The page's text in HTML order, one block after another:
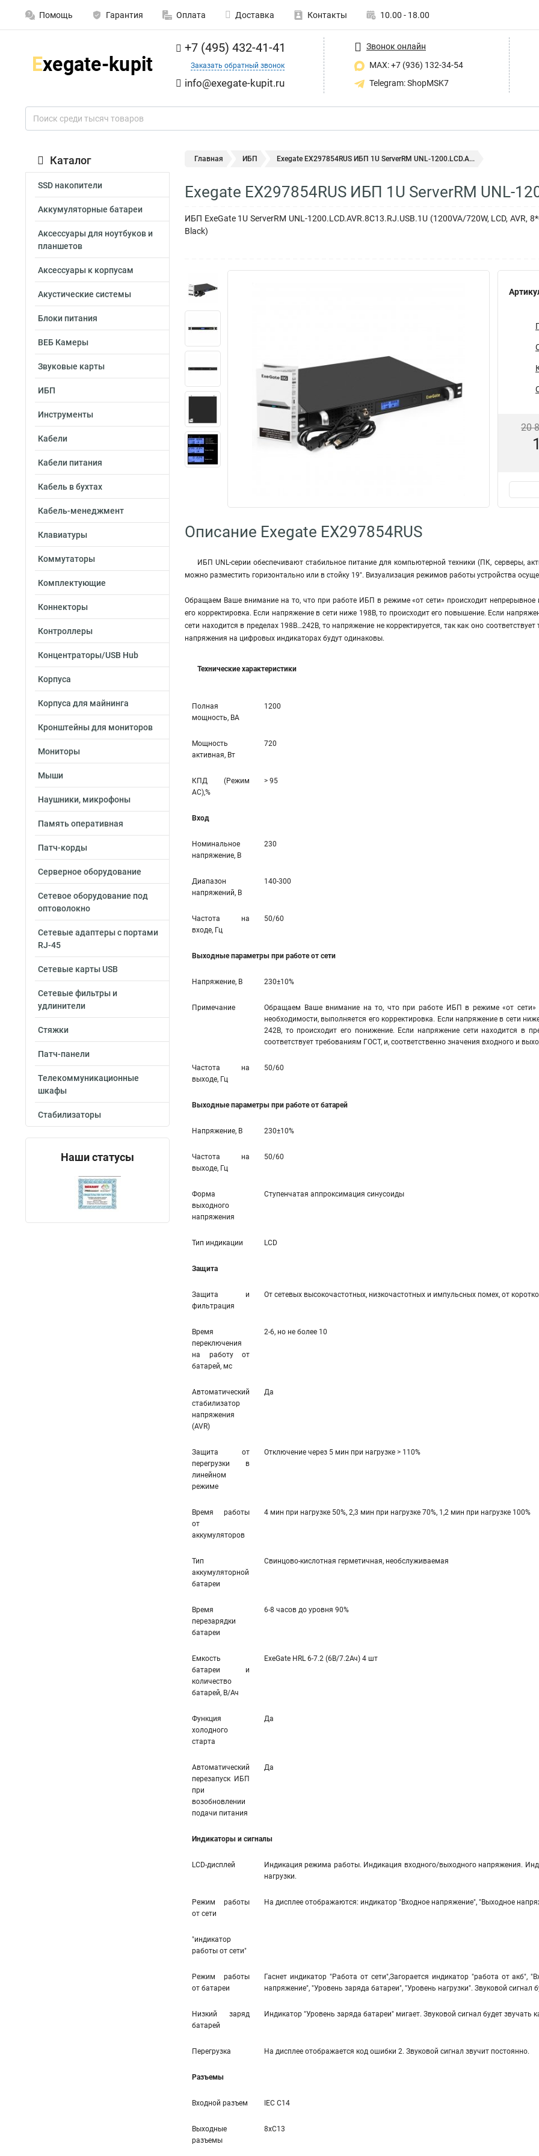
Помощь Гарантия Оплата Доставка Контакты 10.00 - 18.00
+7 (495) 432-41-41
Заказать обратный звонок
info@exegate-kupit.ru
Звонок онлайн
MAX: +7 (936) 132-34-54
Telegram: ShopMSK7
Каталог
SSD накопители
Аккумуляторные батареи
Аксессуары для ноутбуков и
планшетов
Аксессуары к корпусам
Акустические системы
Блоки питания
ВЕБ Камеры
Звуковые карты
ИБП
Инструменты
Кабели
Кабели питания
Кабель в бухтах
Кабель-менеджмент
Клавиатуры
Коммутаторы
Комплектующие
Коннекторы
Контроллеры
Концентраторы/USB Hub
Корпуса
Корпуса для майнинга
Кронштейны для мониторов
Мониторы
Мыши
Наушники, микрофоны
Память оперативная
Патч-корды
Серверное оборудование
Сетевое оборудование под
оптоволокно
Сетевые адаптеры с портами
RJ-45
Сетевые карты USB
Сетевые фильтры и
удлинители
Стяжки
Патч-панели
Телекоммуникационные
шкафы
Стабилизаторы
Наши статусы
Главная ИБП Exegate EX297854RUS ИБП 1U ServerRM UNL-1200.LCD.A...
Exegate EX297854RUS ИБП 1U ServerRM UNL-
ИБП ExeGate 1U ServerRM UNL-1200.LCD.AVR.8C13.RJ.USB.1U (1200VA/720W, LCD, AVR,
Black)
20
Описание Exegate EX297854RUS
ИБП UNL-серии обеспечивают стабильное питание для компьютерной техники (ПК, серверы,
можно разместить горизонтально или в стойку 19". Визуализация режимов работы устройства
Обращаем Ваше внимание на то, что при работе ИБП в режиме «от сети» происходит непрерывное
его корректировка. Если напряжение в сети ниже 198В, то происходит его повышение. Если
сети находится в пределах 198В…242В, то напряжение не корректируется, так как оно
напряжения на цифровых индикаторах будут одинаковы.
Технические характеристики
Полная
мощность, ВА
1200
Мощность
активная, Вт
720
КПД (Режим
AC),%
> 95
Вход
Номинальное
напряжение, В
230
Диапазон
напряжений, В
140-300
Частота на
входе, Гц
50/60
Выходные параметры при работе от сети
Напряжение, В 230±10%
Примечание
Обращаем Ваше внимание на то, что при работе ИБП в режиме «от сети»
необходимости, выполняется его корректировка. Если напряжение в сети
242В, то происходит его понижение. Если напряжение сети находится в
соответствует требованиям ГОСТ, и, соответственно значения входного и
Частота на
выходе, Гц
50/60
Выходные параметры при работе от батарей
Напряжение, В 230±10%
Частота на
выходе, Гц
50/60
Форма
выходного
напряжения
Ступенчатая аппроксимация синусоиды
Тип индикации LCD
Защита
Защита и
фильтрация
От сетевых высокочастотных, низкочастотных и импульсных помех, от
Время
переключения
на работу от
батарей, мс
2-6, но не более 10
Автоматический
стабилизатор
напряжения
(AVR)
Да
Защита от
перегрузки в
линейном
режиме
Отключение через 5 мин при нагрузке > 110%
Время работы
от
аккумуляторов
4 мин при нагрузке 50%, 2,3 мин при нагрузке 70%, 1,2 мин при нагрузке 100%
Тип
аккумуляторной
батареи
Свинцово-кислотная герметичная, необслуживаемая
Время
перезарядки
батареи
6-8 часов до уровня 90%
Емкость
батареи и
количество
батарей, В/Ач
ExeGate HRL 6-7.2 (6В/7.2Ач) 4 шт
Функция
холодного
старта
Да
Автоматический
перезапуск ИБП
при
возобновлении
подачи питания
Да
Индикаторы и сигналы
LCD-дисплей
Индикация режима работы. Индикация входного/выходного напряжения.
нагрузки.
Режим работы
от сети
На дисплее отображаются: индикатор "Входное напряжение", "Выходное
"индикатор
работы от сети"
Режим работы
от батареи
Гаснет индикатор "Работа от сети",Загорается индикатор "работа от
напряжение", "Уровень заряда батареи", "Уровень нагрузки". Звуковой сигнал
Низкий заряд
батарей
Индикатор "Уровень заряда батареи" мигает. Звуковой сигнал будет звучать
Перегрузка На дисплее отображается код ошибки 2. Звуковой сигнал звучит постоянно.
Разъемы
Входной разъем IEC C14
Выходные
разъемы
8xC13